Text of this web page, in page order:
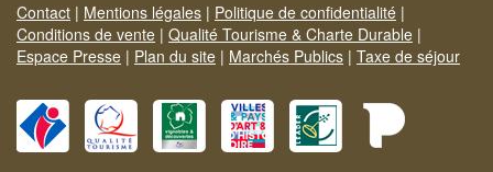
Contact | Mentions légales | Politique de confidentialité |
Conditions de vente | Qualité Tourisme & Charte Durable |
Espace Presse | Plan du site | Marchés Publics | Taxe de séjour